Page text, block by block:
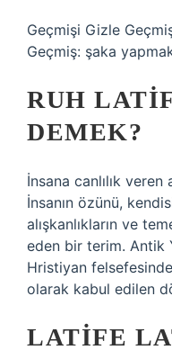
Geçmişi Gizle
Geçmiş: şaka
RUH
DEMEK?
İnsana canlılık
İnsanın özünü,
alışkanlıkların ve
eden bir terim. Antik
Hristiyan
olarak kabul edilen
LATIFE